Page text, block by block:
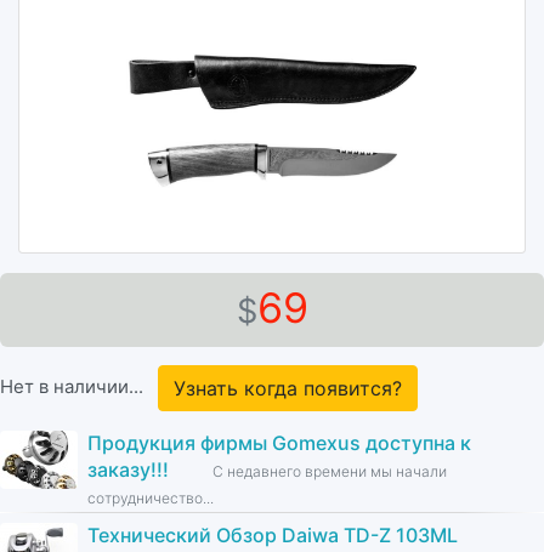
$69
Нет в наличии... Узнать когда появится?
Продукция фирмы Gomexus доступна к
заказу!!!
С недавнего времени мы начали
сотрудничество...
Технический Обзор Daiwa TD-Z 103ML